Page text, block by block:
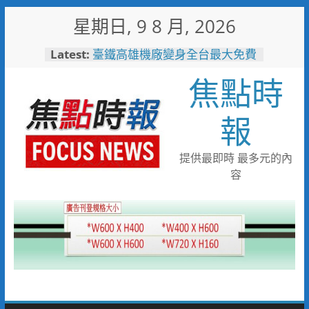
星期日, 9 8 月, 2026
Latest: 臺鐵高雄機廠變身全台最大免費
臺南社區防暴劇力拚全國 環湖
社區奪季軍、民榮社區獲佳作
岡山警民聯手暖助八旬嬤 「人
情味GPS」10分鐘找回返家路
跨國並肩彩排激盪爵士新火花
展現台中市爵士人才培育成果
跨域整合守護全家！鳳山醫院結
焦點時
報
提供最即時 最多元的內
容